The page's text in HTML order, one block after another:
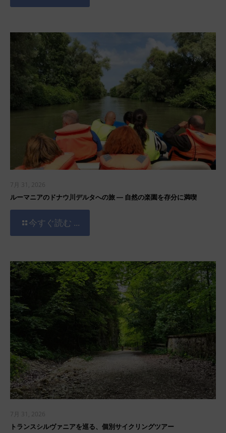
7月 31, 2026
ルーマニアのドナウ川デルタへの旅 ― 自然の楽園を存分に満喫
今すぐ読む ...
7月 31, 2026
トランスシルヴァニアを巡る、個別サイクリングツアー